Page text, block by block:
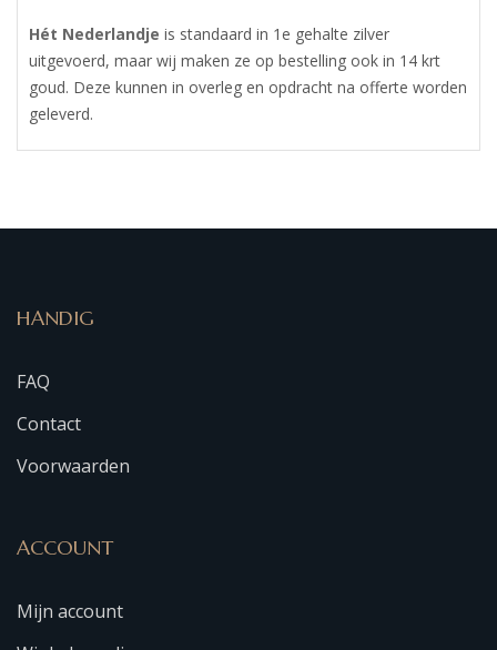
Hét Nederlandje is standaard in 1e gehalte zilver
uitgevoerd, maar wij maken ze op bestelling ook in 14 krt
goud. Deze kunnen in overleg en opdracht na offerte worden
geleverd.
HANDIG
FAQ
Contact
Voorwaarden
ACCOUNT
Mijn account